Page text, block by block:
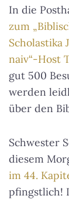
In die
zum
Scholastika
naiv“-Host
gut 500
werden
über den
Schwester
diesem
im 44.
pfingstlich!